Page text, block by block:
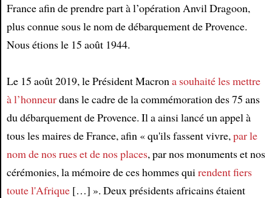
France afin de prendre part à l’opération Anvil Dragoon,
plus connue sous le nom de débarquement de Provence.
Nous étions le 15 août 1944.
Le 15 août 2019, le Président Macrona souhaité les mettre
à l’honneurdans le cadre de la commémoration des 75 ans
du débarquement de Provence. Il a ainsi lancé un appel à
tous les maires de France, afin « qu'ils fassent vivre,par le
nom de nos rues et de nos places, par nos monuments et nos
cérémonies, la mémoire de ces hommes quirendent fiers
toute l'Afrique[…] ». Deux présidents africains étaient